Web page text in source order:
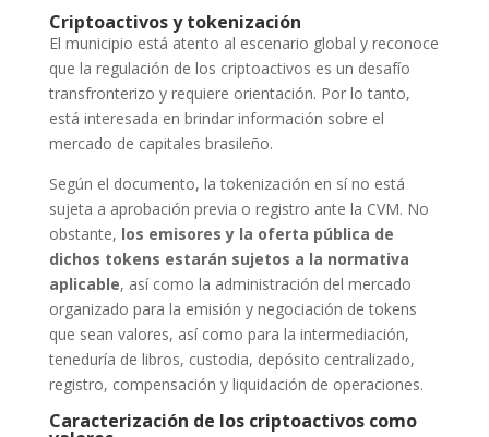
Criptoactivos y tokenización
El municipio está atento al escenario global y reconoce
que la regulación de los criptoactivos es un desafío
transfronterizo y requiere orientación. Por lo tanto,
está interesada en brindar información sobre el
mercado de capitales brasileño.
Según el documento, la tokenización en sí no está
sujeta a aprobación previa o registro ante la CVM. No
obstante, los emisores y la oferta pública de
dichos tokens estarán sujetos a la normativa
aplicable, así como la administración del mercado
organizado para la emisión y negociación de tokens
que sean valores, así como para la intermediación,
teneduría de libros, custodia, depósito centralizado,
registro, compensación y liquidación de operaciones.
Caracterización de los criptoactivos como